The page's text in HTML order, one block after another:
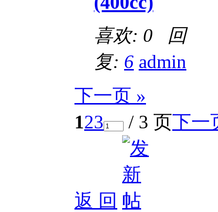
喜欢: 0 回
复: 6 admin
下一页 »
123 / 3 页下一
返 回